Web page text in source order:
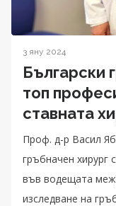
3 яну 2024
Български
топ
ставната
Проф. д-р Васил
гръбначен хирург
във водещата
изследване на